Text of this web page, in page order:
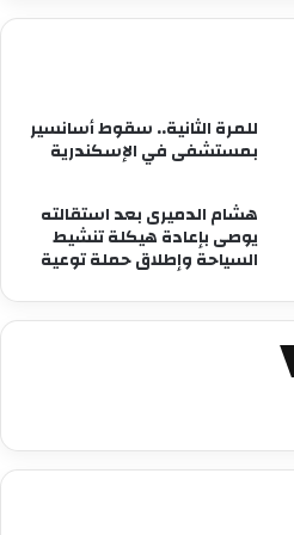
للمرة الثانية.. سقوط أسانسير
بمستشفى في الإسكندرية
هشام الدميرى بعد استقالته
يوصى بإعادة هيكلة تنشيط
السياحة وإطلاق حملة توعية